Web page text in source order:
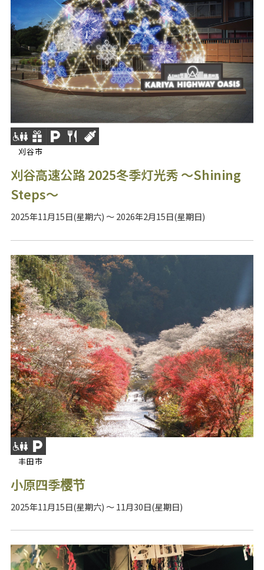
刈谷市
刈谷高速公路 2025冬季灯光秀 ～Shining
Steps～
2025年11月15日(星期六) ～ 2026年2月15日(星期日)
丰田市
小原四季樱节
2025年11月15日(星期六) ～ 11月30日(星期日)